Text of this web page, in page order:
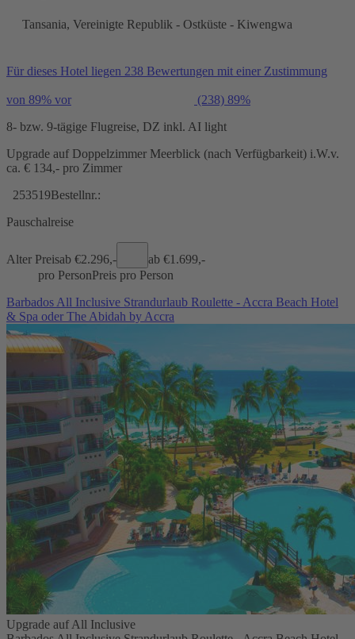
Tansania, Vereinigte Republik - Ostküste - Kiwengwa
Für dieses Hotel liegen 238 Bewertungen mit einer Zustimmung
von 89% vor (238) 89%
8- bzw. 9-tägige Flugreise, DZ inkl. AI light
Upgrade auf Doppelzimmer Meerblick (nach Verfügbarkeit) i.W.v.
ca. € 134,- pro Zimmer
253519Bestellnr.:
Pauschalreise
Alter Preisab €2.296,- ab €1.699,-
pro PersonPreis pro Person
Barbados All Inclusive Strandurlaub Roulette - Accra Beach Hotel
& Spa oder The Abidah by Accra
Upgrade auf All Inclusive